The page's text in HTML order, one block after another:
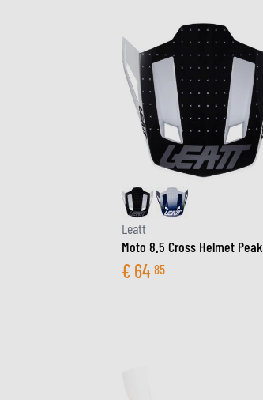
Leatt
Moto 8.5 Cross Helmet Peak
€ 64 85